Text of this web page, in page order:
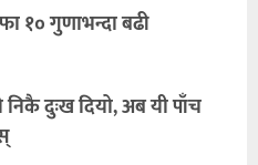
१० गुणाभन्दा बढी
निकै दुःख दियो, अब यी पाँच